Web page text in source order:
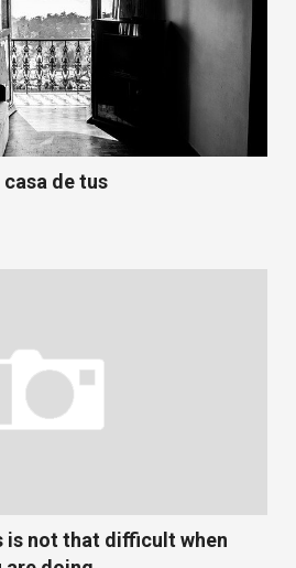
de tus
is not that difficult when